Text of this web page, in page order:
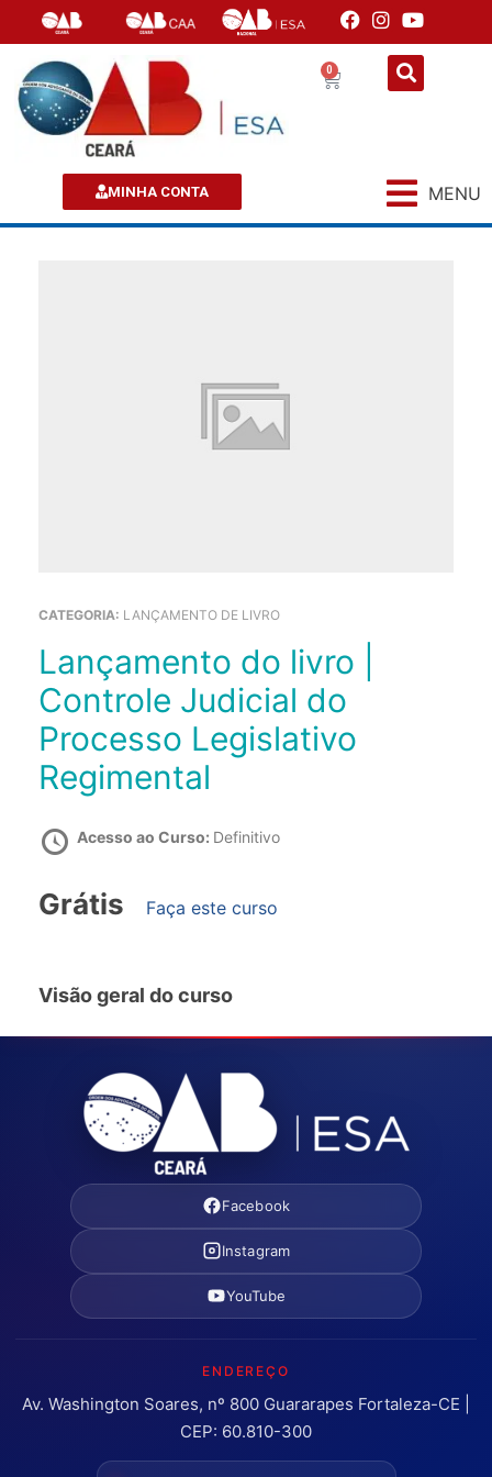
0
MINHA CONTA MENU
CATEGORIA: LANÇAMENTO DE LIVRO
Lançamento do livro |
Controle Judicial do
Processo Legislativo
Regimental
Acesso ao Curso: Definitivo
Grátis Faça este curso
Visão geral do curso
Facebook
Instagram
YouTube
ENDEREÇO
Av. Washington Soares, nº 800 Guararapes Fortaleza-CE |
CEP: 60.810-300